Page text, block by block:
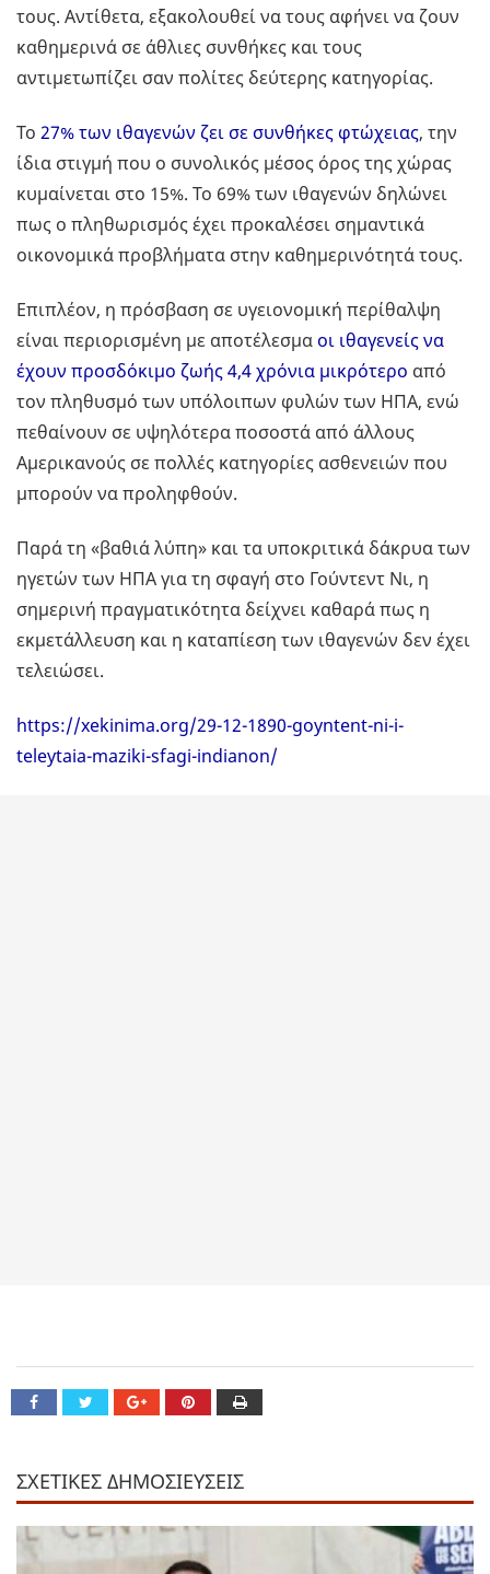
τους. Αντίθετα, εξακολουθεί να τους αφήνει να ζουν
καθημερινά σε άθλιες συνθήκες και τους
αντιμετωπίζει σαν πολίτες δεύτερης κατηγορίας.
To 27% των ιθαγενών ζει σε συνθήκες φτώχειας, την
ίδια στιγμή που ο συνολικός μέσος όρος της χώρας
κυμαίνεται στο 15%. Το 69% των ιθαγενών δηλώνει
πως ο πληθωρισμός έχει προκαλέσει σημαντικά
οικονομικά προβλήματα στην καθημερινότητά τους.
Επιπλέον, η πρόσβαση σε υγειονομική περίθαλψη
είναι περιορισμένη με αποτέλεσμα οι ιθαγενείς να
έχουν προσδόκιμο ζωής 4,4 χρόνια μικρότερο από
τον πληθυσμό των υπόλοιπων φυλών των ΗΠΑ, ενώ
πεθαίνουν σε υψηλότερα ποσοστά από άλλους
Αμερικανούς σε πολλές κατηγορίες ασθενειών που
μπορούν να προληφθούν.
Παρά τη «βαθιά λύπη» και τα υποκριτικά δάκρυα των
ηγετών των ΗΠΑ για τη σφαγή στο Γούντεντ Νι, η
σημερινή πραγματικότητα δείχνει καθαρά πως η
εκμετάλλευση και η καταπίεση των ιθαγενών δεν έχει
τελειώσει.
https://xekinima.org/29-12-1890-goyntent-ni-i-
teleytaia-maziki-sfagi-indianon/
ΣΧΕΤΙΚΕΣ ΔΗΜΟΣΙΕΥΣΕΙΣ